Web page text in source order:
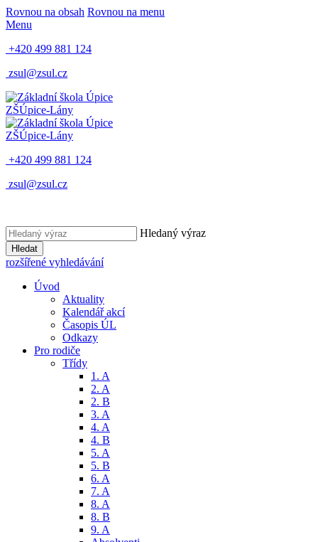
Rovnou na obsah Rovnou na menu
Menu
+420 499 881 124
zsul@zsul.cz
ZŠÚpice-Lány
ZŠÚpice-Lány
+420 499 881 124
zsul@zsul.cz
Hledaný výraz
Hledat
rozšířené vyhledávání
Úvod
Aktuality
Kalendář akcí
Časopis ÚL
Odkazy
Pro rodiče
Třídy
1. A
2. A
2. B
3. A
4. A
4. B
5. A
5. B
6. A
7. A
8. A
8. B
9. A